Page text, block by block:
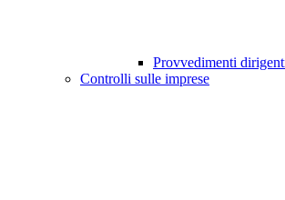
Provvedimenti
Controlli sulle imprese